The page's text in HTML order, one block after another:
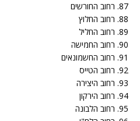
87. רחוב החורשים
88. רחוב החלוץ
89. רחוב החליל
90. רחוב החמישה
91. רחוב החשמונאים
92. רחוב הטייס
93. רחוב היצירה
94. רחוב הירקון
95. רחוב הלבונה